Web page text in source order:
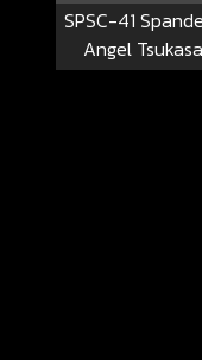
SPSC-41
Angel
SPSC-